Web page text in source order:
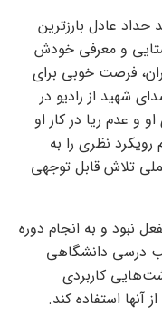
عادل بارزترین
و معرفی خودش
فرصت خوبی برای
شهید از رادیو در
عدم ریا در کار او
نظری را به
تلاش قابل توجهی
نبود و به انجام دوره
درسی دانشگاهی
کاربردی
استفاده کند.